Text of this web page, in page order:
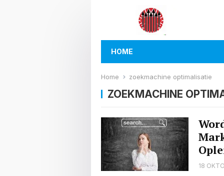
HOME
Home zoekmachine optimalisatie
ZOEKMACHINE
18